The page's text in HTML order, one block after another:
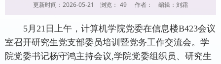
更新时间：2026-05-21 浏览： 49 作者： 编辑：刘霜
5月21日上午，计算机学院党委在信息楼B423会议
室召开研究生党支部委员培训暨党务工作交流会。学
院党委书记杨守鸿主持会议,学院党委组织员、研究生